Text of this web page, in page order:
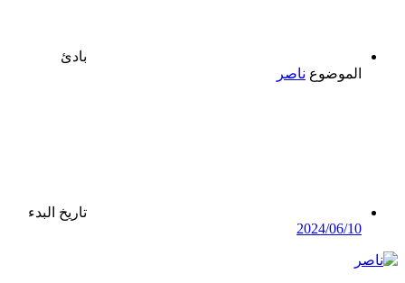
بادئ
الموضوع ناصر
تاريخ البدء
2024/06/10